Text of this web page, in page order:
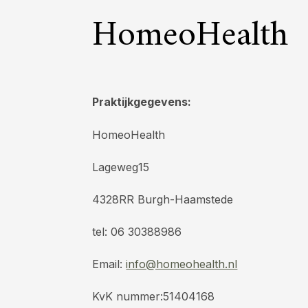
HomeoHealth
Praktijkgegevens:
HomeoHealth
Lageweg15
4328RR Burgh-Haamstede
tel: 06 30388986
Email:info@homeohealth.nl
KvK nummer:51404168